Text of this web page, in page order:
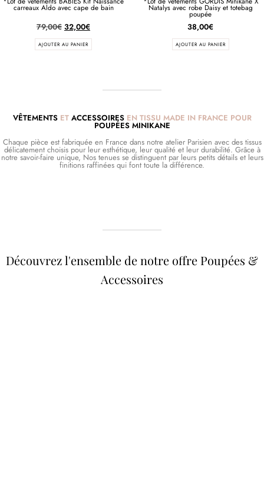
carreaux Aldo avec cape de bain
79,00€ 32,00€
AJOUTER AU PANIER
Natalys avec robe Daisy et totebag
poupée
38,00€
AJOUTER AU PANIER
VÊTEMENTSET ACCESSOIRESEN TISSU MADE IN FRANCE POUR
POUPÉES MINIKANE
Chaque pièce est fabriquée en France dans notre atelier Parisien avec des tissus
délicatement choisis pour leur esthétique, leur qualité et leur durabilité. Grâce à
notre savoir-faire unique, Nos tenues se distinguent par leurs petits détails et leurs
finitions raffinées qui font toute la différence.
Découvrez l'ensemble de notre offre Poupées &
Accessoires